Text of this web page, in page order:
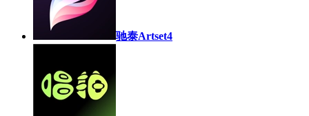
驰泰Artset4